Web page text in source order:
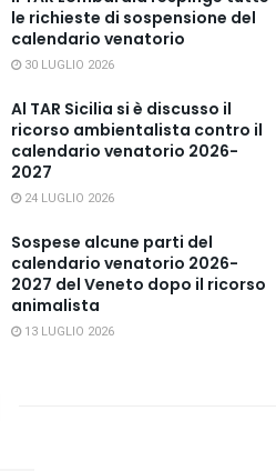
le richieste di sospensione del
calendario venatorio
30 LUGLIO 2026
Al TAR Sicilia si è discusso il
ricorso ambientalista contro il
calendario venatorio 2026-
2027
24 LUGLIO 2026
Sospese alcune parti del
calendario venatorio 2026-
2027 del Veneto dopo il ricorso
animalista
13 LUGLIO 2026